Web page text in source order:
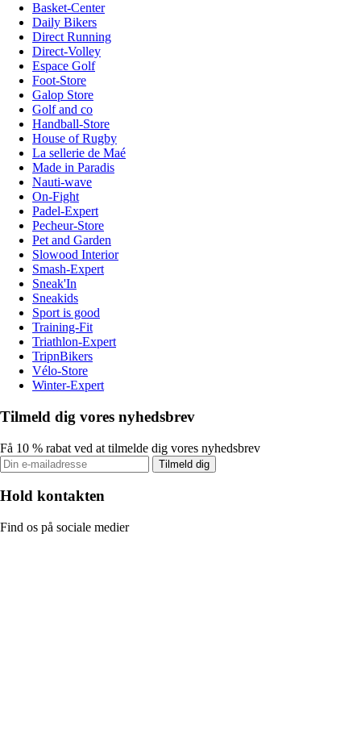
Basket-Center
Daily Bikers
Direct Running
Direct-Volley
Espace Golf
Foot-Store
Galop Store
Golf and co
Handball-Store
House of Rugby
La sellerie de Maé
Made in Paradis
Nauti-wave
On-Fight
Padel-Expert
Pecheur-Store
Pet and Garden
Slowood Interior
Smash-Expert
Sneak'In
Sneakids
Sport is good
Training-Fit
Triathlon-Expert
TripnBikers
Vélo-Store
Winter-Expert
Tilmeld dig vores nyhedsbrev
Få 10 % rabat ved at tilmelde dig vores nyhedsbrev
Tilmeld dig
Hold kontakten
Find os på sociale medier